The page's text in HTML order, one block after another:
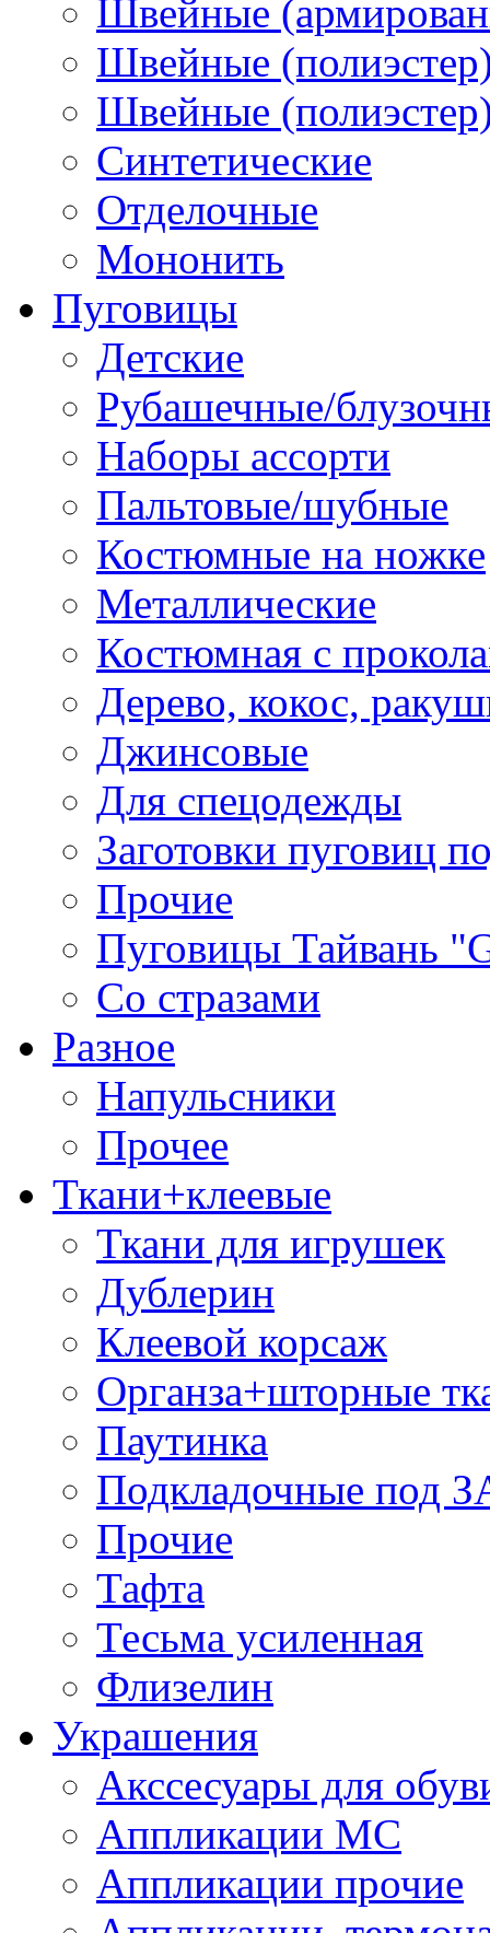
Швейные
Швейные
Швейные
Синтетические
Отделочные
Мононить
Пуговицы
Детские
Рубашечные/
Наборы ассорти
Пальтовые/шубные
Костюмные на ножке
Металлические
Костюмная с
Дерево, кокос,
Джинсовые
Для спецодежды
Заготовки пуговиц
Прочие
Пуговицы Тайвань
Со стразами
Разное
Напульсники
Прочее
Ткани+клеевые
Ткани для игрушек
Дублерин
Клеевой корсаж
Органза+шторные
Паутинка
Подкладочные под
Прочие
Тафта
Тесьма усиленная
Флизелин
Украшения
Акссесуары для
Аппликации МС
Аппликации прочие